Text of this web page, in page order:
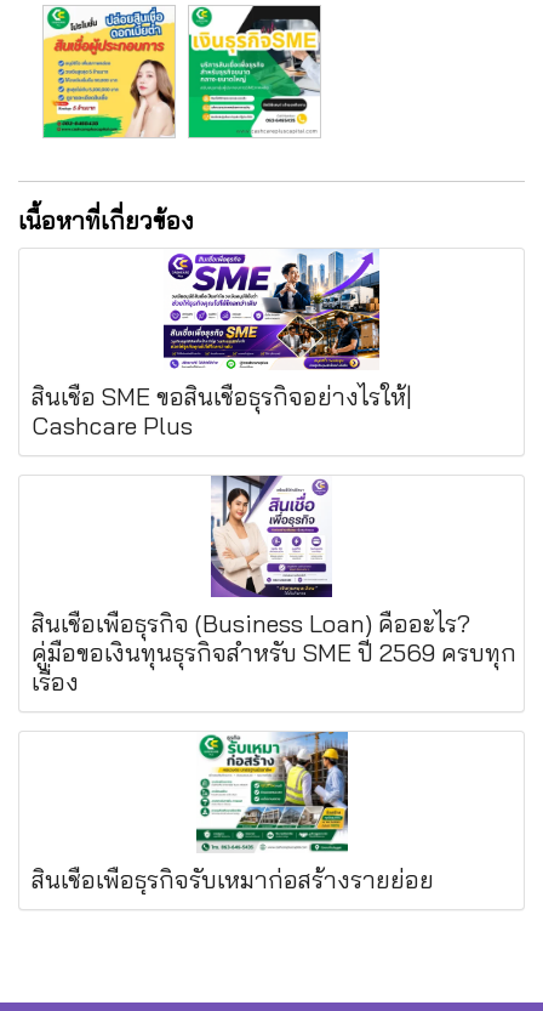
เนื้อหาที่เกี่ยวข้อง
สินเชื่อ SME ขอสินเชื่อธุรกิจอย่างไรให้|
Cashcare Plus
สินเชื่อเพื่อธุรกิจ (Business Loan) คืออะไร?
คู่มือขอเงินทุนธุรกิจสำหรับ SME ปี 2569 ครบทุก
เรื่อง
สินเชื่อเพื่อธุรกิจรับเหมาก่อสร้างรายย่อย